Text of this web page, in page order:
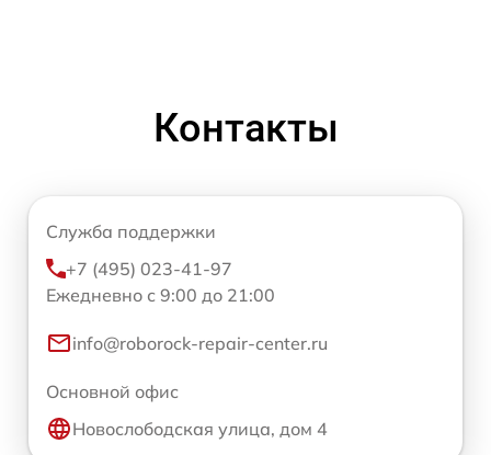
Контакты
Служба поддержки
+7 (495) 023-41-97
Ежедневно с 9:00 до 21:00
info@roborock-repair-center.ru
Основной офис
Новослободская улица, дом 4